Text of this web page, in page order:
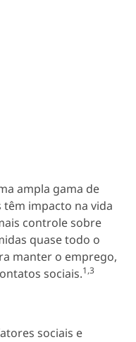
ampla gama de
têm impacto na vida
controle sobre
quase todo o
manter o emprego,
sociais.1,3
sociais e